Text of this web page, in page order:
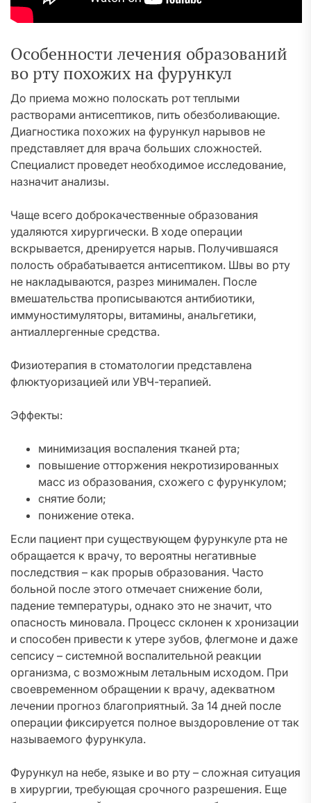
Особенности лечения образований
во рту похожих на фурункул
До приема можно полоскать рот теплыми
растворами антисептиков, пить обезболивающие.
Диагностика похожих на фурункул нарывов не
представляет для врача больших сложностей.
Специалист проведет необходимое исследование,
назначит анализы.
Чаще всего доброкачественные образования
удаляются хирургически. В ходе операции
вскрывается, дренируется нарыв. Получившаяся
полость обрабатывается антисептиком. Швы во рту
не накладываются, разрез минимален. После
вмешательства прописываются антибиотики,
иммуностимуляторы, витамины, анальгетики,
антиаллергенные средства.
Физиотерапия в стоматологии представлена
флюктуоризацией или УВЧ-терапией.
Эффекты:
минимизация воспаления тканей рта;
повышение отторжения некротизированных
масс из образования, схожего с фурункулом;
снятие боли;
понижение отека.
Если пациент при существующем фурункуле рта не
обращается к врачу, то вероятны негативные
последствия – как прорыв образования. Часто
больной после этого отмечает снижение боли,
падение температуры, однако это не значит, что
опасность миновала. Процесс склонен к хронизации
и способен привести к утере зубов, флегмоне и даже
сепсису – системной воспалительной реакции
организма, с возможным летальным исходом. При
своевременном обращении к врачу, адекватном
лечении прогноз благоприятный. За 14 дней после
операции фиксируется полное выздоровление от так
называемого фурункула.
Фурункул на небе, языке и во рту – сложная ситуация
в хирургии, требующая срочного разрешения. Еще